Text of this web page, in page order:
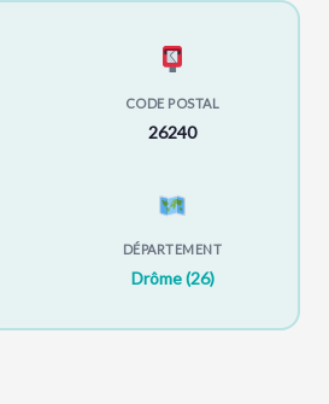
CODE POSTAL
26240
DÉPARTEMENT
Drôme (26)